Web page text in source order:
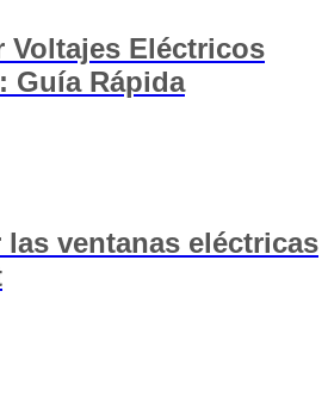
Voltajes Eléctricos
Guía Rápida
las ventanas eléctricas